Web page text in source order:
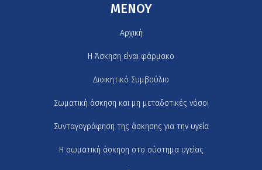
MENOY
Αρχική
H Άσκηση είναι φάρμακο
Διοικητικό Συμβούλιο
Σωματική άσκηση και μη μεταδοτικές νόσοι
Συνταγογράφηση της άσκησης για την υγεία
Η σωματική άσκηση στο σύστημα υγείας